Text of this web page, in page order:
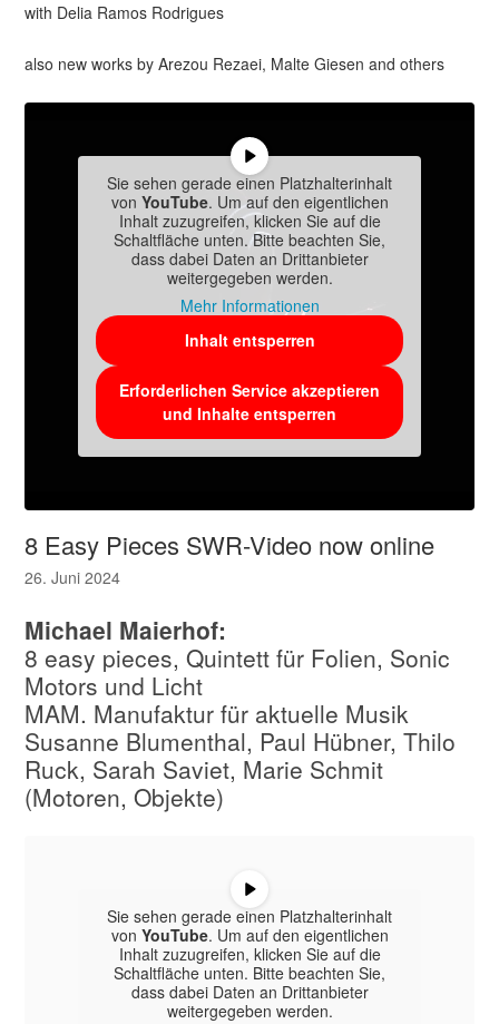
with Delia Ramos Rodrigues
also new works by Arezou Rezaei, Malte Giesen and others
Sie sehen gerade einen Platzhalterinhalt
von YouTube. Um auf den eigentlichen
Inhalt zuzugreifen, klicken Sie auf die
Schaltfläche unten. Bitte beachten Sie,
dass dabei Daten an Drittanbieter
weitergegeben werden.
Mehr Informationen
Inhalt entsperren
Erforderlichen Service akzeptieren
und Inhalte entsperren
8 Easy Pieces SWR-Video now online
26. Juni 2024
Michael Maierhof:
8 easy pieces, Quintett für Folien, Sonic
Motors und Licht
MAM. Manufaktur für aktuelle Musik
Susanne Blumenthal, Paul Hübner, Thilo
Ruck, Sarah Saviet, Marie Schmit
(Motoren, Objekte)
Sie sehen gerade einen Platzhalterinhalt
von YouTube. Um auf den eigentlichen
Inhalt zuzugreifen, klicken Sie auf die
Schaltfläche unten. Bitte beachten Sie,
dass dabei Daten an Drittanbieter
weitergegeben werden.